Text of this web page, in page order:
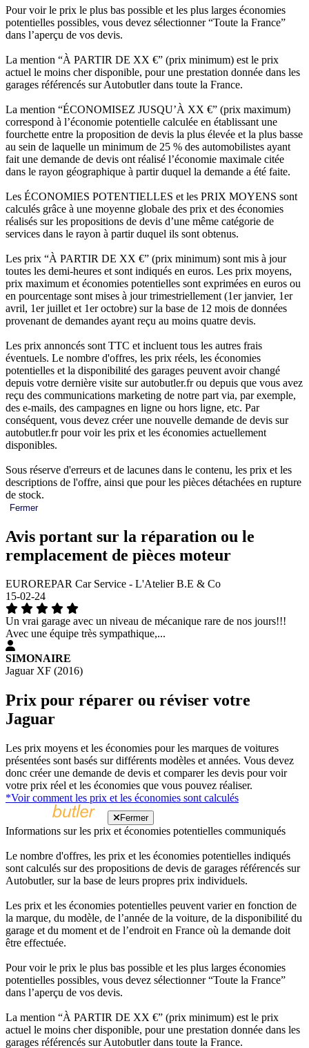
Pour voir le prix le plus bas possible et les plus larges économies
potentielles possibles, vous devez sélectionner “Toute la France”
dans l’aperçu de vos devis.
La mention “À PARTIR DE XX €” (prix minimum) est le prix
actuel le moins cher disponible, pour une prestation donnée dans les
garages référencés sur Autobutler dans toute la France.
La mention “ÉCONOMISEZ JUSQU’À XX €” (prix maximum)
correspond à l’économie potentielle calculée en établissant une
fourchette entre la proposition de devis la plus élevée et la plus basse
au sein de laquelle un minimum de 25 % des automobilistes ayant
fait une demande de devis ont réalisé l’économie maximale citée
dans le rayon géographique à partir duquel la demande a été faite.
Les ÉCONOMIES POTENTIELLES et les PRIX MOYENS sont
calculés grâce à une moyenne globale des prix et des économies
réalisés sur les propositions de devis d’une même catégorie de
services dans le rayon à partir duquel ils sont obtenus.
Les prix “À PARTIR DE XX €” (prix minimum) sont mis à jour
toutes les demi-heures et sont indiqués en euros. Les prix moyens,
prix maximum et économies potentielles sont exprimées en euros ou
en pourcentage sont mises à jour trimestriellement (1er janvier, 1er
avril, 1er juillet et 1er octobre) sur la base de 12 mois de données
provenant de demandes ayant reçu au moins quatre devis.
Les prix annoncés sont TTC et incluent tous les autres frais
éventuels. Le nombre d'offres, les prix réels, les économies
potentielles et la disponibilité des garages peuvent avoir changé
depuis votre dernière visite sur autobutler.fr ou depuis que vous avez
reçu des communications marketing de notre part via, par exemple,
des e-mails, des campagnes en ligne ou hors ligne, etc. Par
conséquent, vous devez créer une nouvelle demande de devis sur
autobutler.fr pour voir les prix et les économies actuellement
disponibles.
Sous réserve d'erreurs et de lacunes dans le contenu, les prix et les
descriptions de l'offre, ainsi que pour les pièces détachées en rupture
de stock.
Fermer
Avis portant sur la réparation ou le
remplacement de pièces moteur
EUROREPAR Car Service - L'Atelier B.E & Co
15-02-24
Un vrai garage avec un niveau de mécanique rare de nos jours!!!
Avec une équipe très sympathique,...
SIMONAIRE
Jaguar XF (2016)
Prix pour réparer ou réviser votre
Jaguar
Les prix moyens et les économies pour les marques de voitures
présentées sont basés sur différents modèles et années. Vous devez
donc créer une demande de devis et comparer les devis pour voir
votre prix réel et les économies que vous pouvez réaliser.
*Voir comment les prix et les économies sont calculés
Fermer
Informations sur les prix et économies potentielles communiqués
Le nombre d'offres, les prix et les économies potentielles indiqués
sont calculés sur des propositions de devis de garages référencés sur
Autobutler, sur la base de leurs propres prix individuels.
Les prix et les économies potentielles peuvent varier en fonction de
la marque, du modèle, de l’année de la voiture, de la disponibilité du
garage et du moment et de l’endroit en France où la demande doit
être effectuée.
Pour voir le prix le plus bas possible et les plus larges économies
potentielles possibles, vous devez sélectionner “Toute la France”
dans l’aperçu de vos devis.
La mention “À PARTIR DE XX €” (prix minimum) est le prix
actuel le moins cher disponible, pour une prestation donnée dans les
garages référencés sur Autobutler dans toute la France.